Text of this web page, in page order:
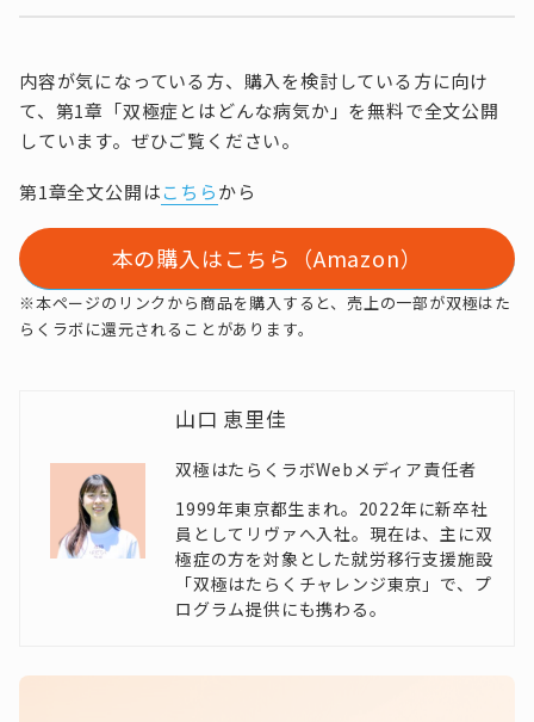
内容が気になっている方、購入を検討している方に向け
て、第1章「双極症とはどんな病気か」を無料で全文公開
しています。ぜひご覧ください。
第1章全文公開はこちらから
本の購入はこちら（Amazon）
※本ページのリンクから商品を購入すると、売上の一部が双極はた
らくラボに還元されることがあります。
山口 恵里佳
双極はたらくラボWebメディア責任者
1999年東京都生まれ。2022年に新卒社
員としてリヴァへ入社。現在は、主に双
極症の方を対象とした就労移行支援施設
「双極はたらくチャレンジ東京」で、プ
ログラム提供にも携わる。